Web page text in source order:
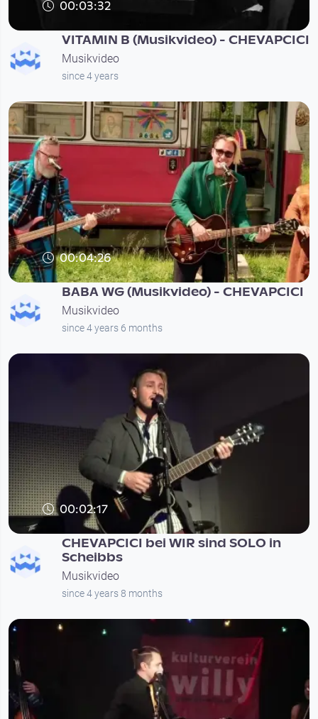
00:03:32
VITAMIN B (Musikvideo) - CHEVAPCICI
Musikvideo
since 4 years
00:04:26
BABA WG (Musikvideo) - CHEVAPCICI
Musikvideo
since 4 years 6 months
00:02:17
CHEVAPCICI bei WIR sind SOLO in
Scheibbs
Musikvideo
since 4 years 8 months